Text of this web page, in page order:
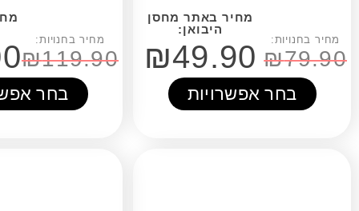
₪49.90
₪ 119.90
₪79.00
בחר אפשרויות